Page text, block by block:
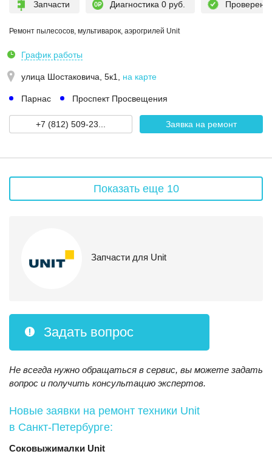
Запчасти Диагностика 0 руб. Проверен
Ремонт пылесосов, мультиварок, аэрогрилей Unit
График работы
улица Шостаковича, 5к1 на карте
Парнас Проспект Просвещения
+7 (812) 509-23... Заявка на ремонт
Показать еще 10
Запчасти для Unit
Задать вопрос
Не всегда нужно обращаться в сервис, вы можете задать
вопрос и получить консультацию экспертов.
Новые заявки на ремонт техники Unit
в Санкт-Петербурге:
Соковыжималки Unit